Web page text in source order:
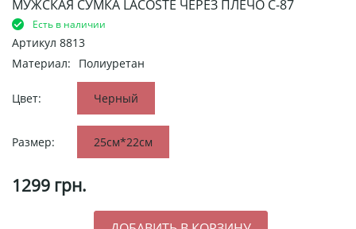
МУЖСКАЯ СУМКА LACOSTE ЧЕРЕЗ ПЛЕЧО С-87
Есть в наличии
Артикул 8813
Материал:
Полиуретан
Цвет: Черный
Размер: 25см*22см
1299 грн.